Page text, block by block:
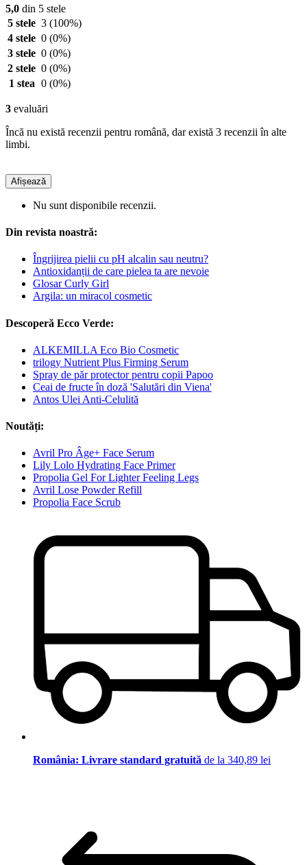
5,0 din 5 stele
5 stele 3 (100%)
4 stele 0 (0%)
3 stele 0 (0%)
2 stele 0 (0%)
1 stea 0 (0%)
3 evaluări
Încă nu există recenzii pentru română, dar există 3 recenzii în alte
limbi.
Afișează
Nu sunt disponibile recenzii.
Din revista noastră:
Îngrijirea pielii cu pH alcalin sau neutru?
Antioxidanții de care pielea ta are nevoie
Glosar Curly Girl
Argila: un miracol cosmetic
Descoperă Ecco Verde:
ALKEMILLA Eco Bio Cosmetic
trilogy Nutrient Plus Firming Serum
Spray de păr protector pentru copii Papoo
Ceai de fructe în doză 'Salutări din Viena'
Antos Ulei Anti-Celulită
Noutăți:
Avril Pro Âge+ Face Serum
Lily Lolo Hydrating Face Primer
Propolia Gel For Lighter Feeling Legs
Avril Lose Powder Refill
Propolia Face Scrub
România: Livrare standard gratuită de la 340,89 lei